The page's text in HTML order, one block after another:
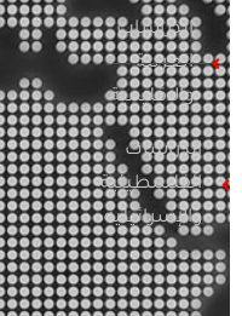
الدراسات
العربية
والإقليمية
الدراسات
الفلسطينية
والإسرائيلية